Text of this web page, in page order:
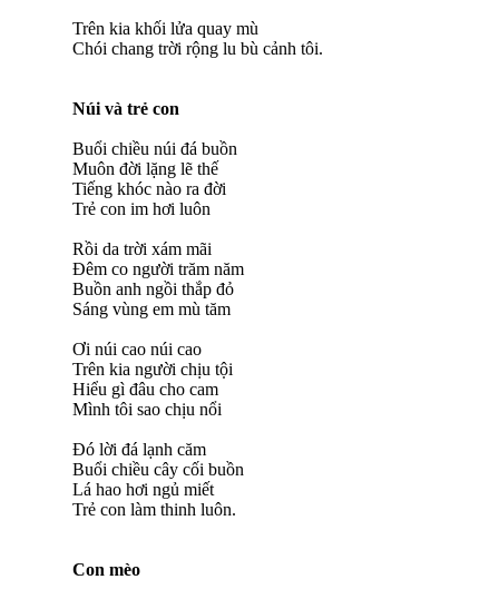
Trên kia khối lửa quay mù
Chói chang trời rộng lu bù cảnh tôi.
Núi và trẻ con
Buổi chiều núi đá buồn
Muôn đời lặng lẽ thế
Tiếng khóc nào ra đời
Trẻ con im hơi luôn
Rồi da trời xám mãi
Đêm co người trăm năm
Buồn anh ngồi thắp đỏ
Sáng vùng em mù tăm
Ơi núi cao núi cao
Trên kia người chịu tội
Hiểu gì đâu cho cam
Mình tôi sao chịu nổi
Đó lời đá lạnh căm
Buổi chiều cây cối buồn
Lá hao hơi ngủ miết
Trẻ con làm thinh luôn.
Con mèo